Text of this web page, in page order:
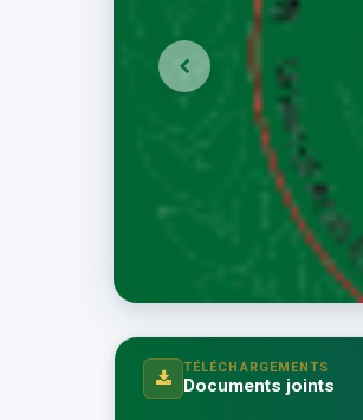
TÉLÉCHARGEMENTS
Documents joints